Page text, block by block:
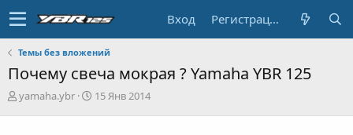
Вход Регистрация
Темы без вложений
Почему свеча мокрая ? Yamaha YBR 125
А
yamaha.ybr
Д15 Янв 2014